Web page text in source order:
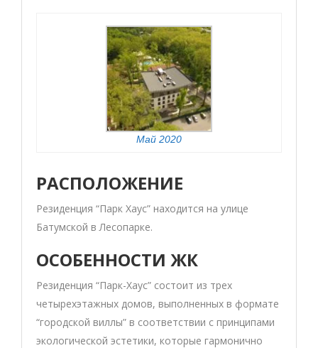
Май 2020
РАСПОЛОЖЕНИЕ
Резиденция “Парк Хаус” находится на улице
Батумской в Лесопарке.
ОСОБЕННОСТИ ЖК
Резиденция “Парк-Хаус” состоит из трех
четырехэтажных домов, выполненных в формате
“городской виллы” в соответствии с принципами
экологической эстетики, которые гармонично